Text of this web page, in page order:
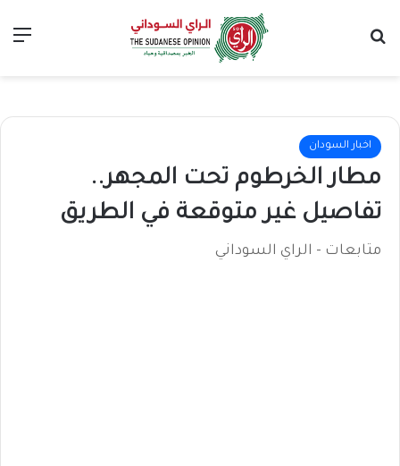
اخبار السودان
مطار الخرطوم تحت المجهر..
تفاصيل غير متوقعة في الطريق
متابعات - الراي السوداني